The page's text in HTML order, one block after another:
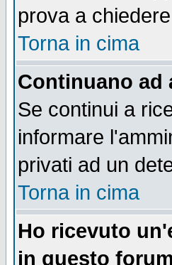
prova a
Torna in cima
Continuano ad
Se continui a
informare
privati ad un
Torna in cima
Ho ricevuto
in questo